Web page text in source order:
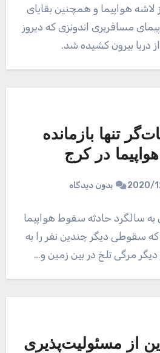
هواپیما و همچنین بقایای
مسافربری اندونزی که دیروز
دریا بیرون کشیده شد.
تنها بازمانده
در کرج
2020/ بدون دیدگاه
به سالگرد حادثه سقوط هواپیما
که سقوطی دیگر چندین نفر را به
مرگی تلخ در بین زمین و…
از مسئولیت‌پذیری